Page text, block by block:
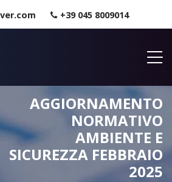
+39 045 8009014
AGGIORNAMENTO
NORMATIVO
AMBIENTE E
SICUREZZA FEBBRAIO
2025